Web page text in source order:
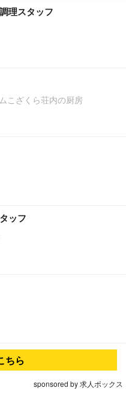
理スタッフ
こざくら荘内の厨房
ッフ
ちら
sponsored by 求人ボックス